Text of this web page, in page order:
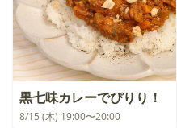
黒七味カレーでぴりり！
8/15 (木) 19:00〜20:00